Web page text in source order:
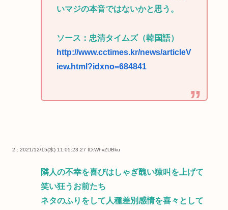
いマジの本音ではないかと思う。
ソース：忠清タイムズ（韓国語）
http://www.cctimes.kr/news/articleV
iew.html?idxno=684841
2 : 2021/12/15(水) 11:05:23.27 ID:WhvZUBku
隣人の不幸を喜びはしゃぎ醜い猿叫を上げて
笑い狂うお前たち
ネタのふりをして人種差別感情を喜々として